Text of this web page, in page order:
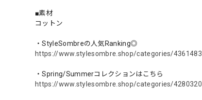
■素材
コットン
・StyleSombreの人気Ranking◎
https://www.stylesombre.shop/categories/4361483
・Spring/Summerコレクションはこちら
https://www.stylesombre.shop/categories/4280320